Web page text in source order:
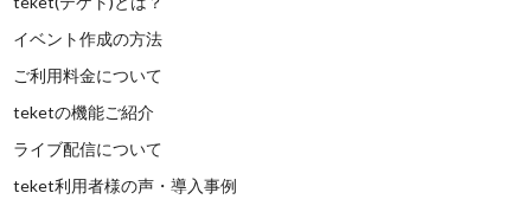
イベント作成の方法
ご利用料金について
teketの機能ご紹介
ライブ配信について
teket利用者様の声・導入事例